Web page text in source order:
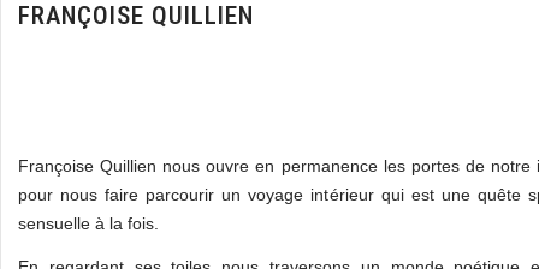
FRANÇOISE QUILLIEN
Françoise Quillien nous ouvre en permanence les portes de notre
pour nous faire parcourir un voyage intérieur qui est une quête
sensuelle à la fois.